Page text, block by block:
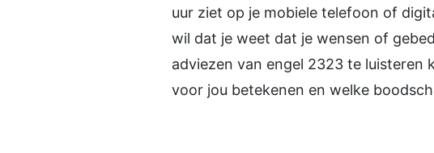
uur ziet op je mobiele telefoon of
wil dat je weet dat je wensen of
adviezen van engel 2323 te luisteren
voor jou betekenen en welke